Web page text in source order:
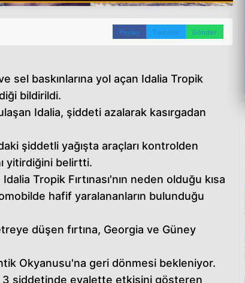
Paylaş Tweetle Gönder
sel baskınlarına yol açan Idalia Tropik
bildirildi.
Idalia, şiddeti azalarak kasırgadan
şiddetli yağışta araçları kontrolden
yitirdiğini belirtti.
Tropik Fırtınası'nın neden olduğu kısa
hafif yaralananların bulunduğu
düşen fırtına, Georgia ve Güney
Okyanusu'na geri dönmesi bekleniyor.
şiddetinde eyalette etkisini gösteren